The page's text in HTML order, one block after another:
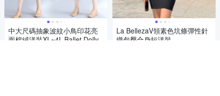
中大尺碼抽象波紋小鳥印花亮
面棉絨洋裝XL~4L-Ballet Dolly
La BellezaV領素色坑條彈性針
織包臀合身短洋裝